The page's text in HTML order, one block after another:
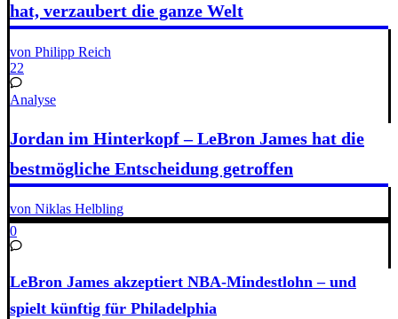
hat, verzaubert die ganze Welt
von Philipp Reich
22
Analyse
Jordan im Hinterkopf – LeBron James hat die
bestmögliche Entscheidung getroffen
von Niklas Helbling
0
LeBron James akzeptiert NBA-Mindestlohn – und
spielt künftig für Philadelphia